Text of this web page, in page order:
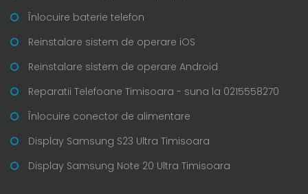
Înlocuire baterie telefon
Reinstalare sistem de operare iOS
Reinstalare sistem de operare Android
Reparatii Telefoane Timisoara - suna la 0215558270
Înlocuire conector de alimentare
Display Samsung S23 Ultra Timisoara
Display Samsung Note 20 Ultra Timisoara